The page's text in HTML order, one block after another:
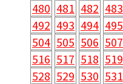
480 481 482 483
492 493 494 495
504 505 506 507
516 517 518 519
528 529 530 531